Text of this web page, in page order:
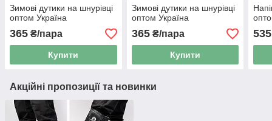
Зимові дутики на шнурівці
оптом Україна
365 ₴/пара
Купити
Зимові дутики на шнурівці
оптом Україна
365₴/пара
Купити
535
Акційні пропозиції та новинки